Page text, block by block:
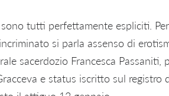
tutti perfettamente espliciti.
si parla assenso di
sacerdozio Francesca
e status iscritto sul registro